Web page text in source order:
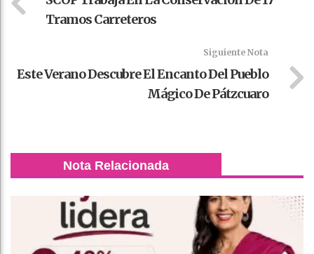
Tramos Carreteros
Siguiente Nota
Este Verano Descubre El Encanto Del Pueblo
Mágico De Pátzcuaro
Nota Relacionada